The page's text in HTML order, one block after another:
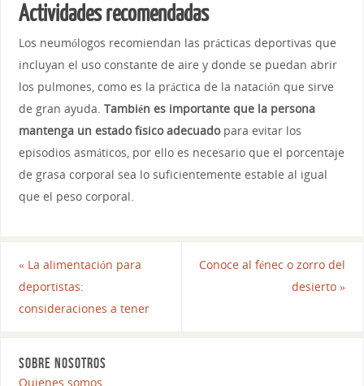
Actividades recomendadas
Los neumólogos recomiendan las prácticas deportivas que
incluyan el uso constante de aire y donde se puedan abrir
los pulmones, como es la práctica de la natación que sirve
de gran ayuda. También es importante que la persona
mantenga un estado físico adecuadopara evitar los
episodios asmáticos, por ello es necesario que el porcentaje
de grasa corporal sea lo suficientemente estable al igual
que el peso corporal.
«La alimentación para
deportistas:
consideraciones a tener
Conoce al fénec o zorro del
desierto»
SOBRE NOSOTROS
Quienes somos